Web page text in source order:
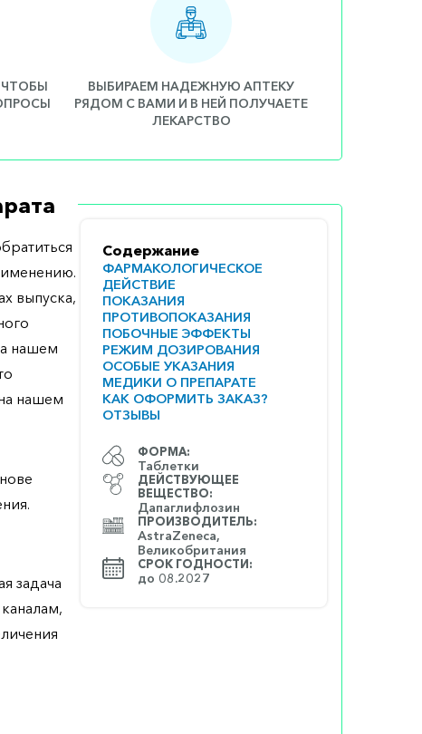
ЧТОБЫ
ВЫБИРАЕМ НАДЕЖНУЮ АПТЕКУ
РЯДОМ С ВАМИ И В НЕЙ ПОЛУЧАЕТЕ
ЛЕКАРСТВО
Содержание
ФАРМАКОЛОГИЧЕСКОЕ
ДЕЙСТВИЕ
ПОКАЗАНИЯ
ПРОТИВОПОКАЗАНИЯ
ПОБОЧНЫЕ ЭФФЕКТЫ
РЕЖИМ ДОЗИРОВАНИЯ
ОСОБЫЕ УКАЗАНИЯ
МЕДИКИ О ПРЕПАРАТЕ
КАК ОФОРМИТЬ ЗАКАЗ?
ОТЗЫВЫ
ФОРМА:
Таблетки
ДЕЙСТВУЮЩЕЕ
ВЕЩЕСТВО:
Дапаглифлозин
ПРОИЗВОДИТЕЛЬ:
AstraZeneca,
Великобритания
СРОК ГОДНОСТИ:
до 08.2027
выпуска,
нашем
нашем
задача